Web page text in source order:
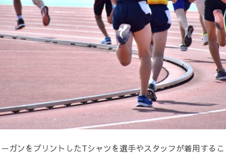
ガンをプリントしたTシャツを選手やスタッフが着用する